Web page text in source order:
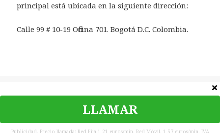
principal está ubicada en la siguiente dirección:
Calle 99 # 10-19 Oficina 701. Bogotá D.C. Colombia.
Política de privacidad
legal
LLAMAR
Publicidad. Precio llamada: Red Fija 1,21 euros/min. Red Móvil. 1,57 euros/min. IVA